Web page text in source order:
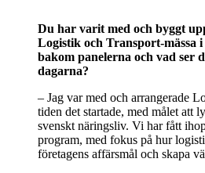
Du har varit med och byggt
Logistik och Transport-mässa
bakom panelerna och vad ser
dagarna?
– Jag var med och arrangerade
tiden det startade, med målet att
svenskt näringsliv. Vi har fått
program, med fokus på hur
företagens affärsmål och skapa